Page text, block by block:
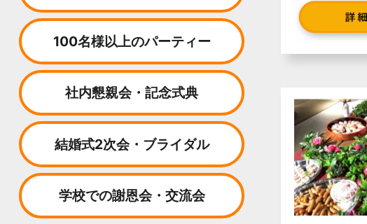
100名様以上のパーティー
社内懇親会・記念式典
結婚式2次会・ブライダル
学校での謝恩会・交流会